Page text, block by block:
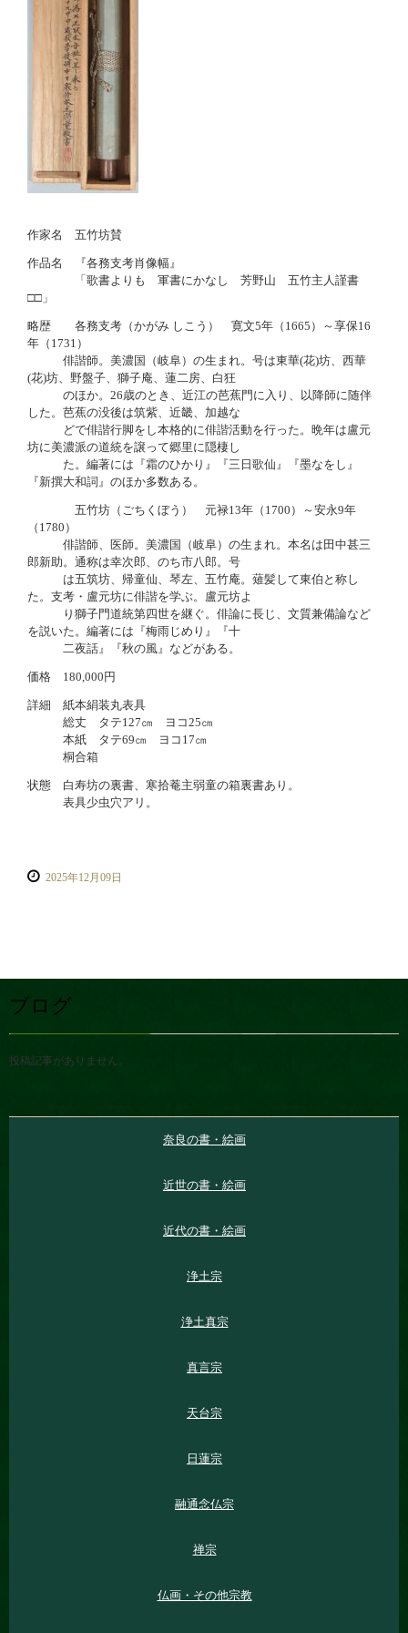
作家名 五竹坊賛
作品名 『各務支考肖像幅』
「歌書よりも 軍書にかなし 芳野山 五竹主人謹書
□□」
略歴 各務支考（かがみ しこう） 寛文5年（1665）～享保16
年（1731）
俳諧師。美濃国（岐阜）の生まれ。号は東華(花)坊、西華
(花)坊、野盤子、獅子庵、蓮二房、白狂
のほか。26歳のとき、近江の芭蕉門に入り、以降師に随伴
した。芭蕉の没後は筑紫、近畿、加越な
どで俳諧行脚をし本格的に俳諧活動を行った。晩年は盧元
坊に美濃派の道統を譲って郷里に隠棲し
た。編著には『霜のひかり』『三日歌仙』『墨なをし』
『新撰大和詞』のほか多数ある。
五竹坊（ごちくぼう） 元禄13年（1700）～安永9年
（1780）
俳諧師、医師。美濃国（岐阜）の生まれ。本名は田中甚三
郎新助。通称は幸次郎、のち市八郎。号
は五筑坊、帰童仙、琴左、五竹庵。薙髪して東伯と称し
た。支考・盧元坊に俳諧を学ぶ。盧元坊よ
り獅子門道統第四世を継ぐ。俳論に長じ、文質兼備論など
を説いた。編著には『梅雨じめり』『十
二夜話』『秋の風』などがある。
価格 180,000円
詳細 紙本絹装丸表具
総丈 タテ127㎝ ヨコ25㎝
本紙 タテ69㎝ ヨコ17㎝
桐合箱
状態 白寿坊の裏書、寒拾菴主弱童の箱裏書あり。
表具少虫穴アリ。
2025年12月09日
ブログ
投稿記事がありません。
奈良の書・絵画
近世の書・絵画
近代の書・絵画
浄土宗
浄土真宗
真言宗
天台宗
日蓮宗
融通念仏宗
禅宗
仏画・その他宗教